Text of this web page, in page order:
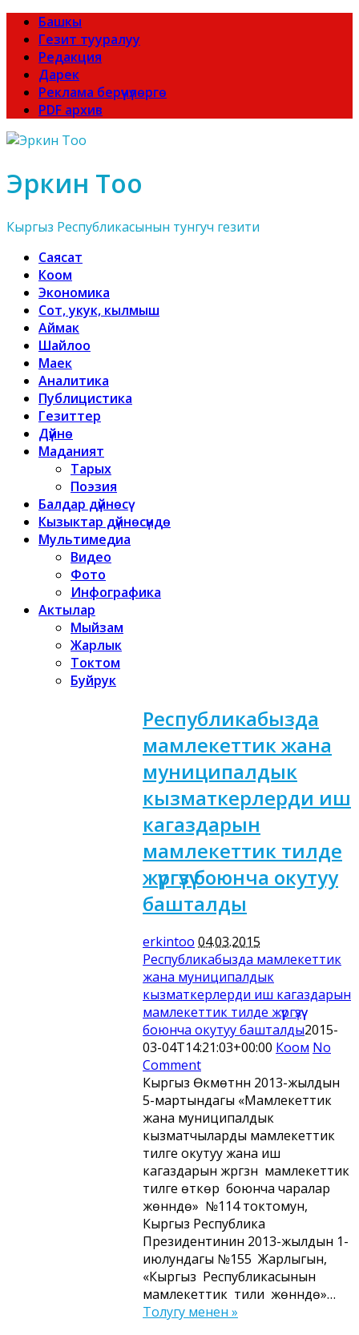
Башкы
Гезит тууралуу
Редакция
Дарек
Реклама берүүчүлөргө
PDF архив
Эркин Тоо
Кыргыз Республикасынын тунгуч гезити
Саясат
Коом
Экономика
Сот, укук, кылмыш
Аймак
Шайлоо
Маек
Аналитика
Публицистика
Гезиттер
Дүйнө
Маданият
Тарых
Поэзия
Балдар дүйнөсү
Кызыктар дүйнөсүндө
Мультимедиа
Видео
Фото
Инфографика
Актылар
Мыйзам
Жарлык
Токтом
Буйрук
Республикабызда
мамлекеттик жана
муниципалдык
кызматкерлерди иш
кагаздарын
мамлекеттик тилде
жүргүзүү боюнча окутуу
башталды
erkintoo 04.03.2015
Республикабызда мамлекеттик
жана муниципалдык
кызматкерлерди иш кагаздарын
мамлекеттик тилде жүргүзүү
боюнча окутуу башталды2015-
03-04T14:21:03+00:00 Коом No
Comment
Кыргыз Өкмөтүнүн 2013-жылдын
5-мартындагы «Мамлекеттик
жана муниципалдык
кызматчыларды мамлекеттик
тилге окутуу жана иш
кагаздарын жүргүзүүнү мамлекеттик
тилге өткөрүү боюнча чаралар
жөнүндө» №114 токтомун,
Кыргыз Республика
Президентинин 2013-жылдын 1-
июлундагы №155 Жарлыгын,
«Кыргыз Республикасынын
мамлекеттик тили жөнүндө»…
Толугу менен »